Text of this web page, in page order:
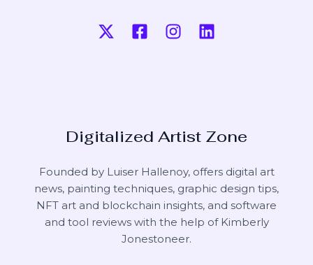
Digitalized Artist Zone
Founded by Luiser Hallenoy, offers digital art
news, painting techniques, graphic design tips,
NFT art and blockchain insights, and software
and tool reviews with the help of Kimberly
Jonestoneer.